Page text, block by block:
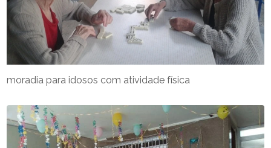
moradia para idosos com atividade física